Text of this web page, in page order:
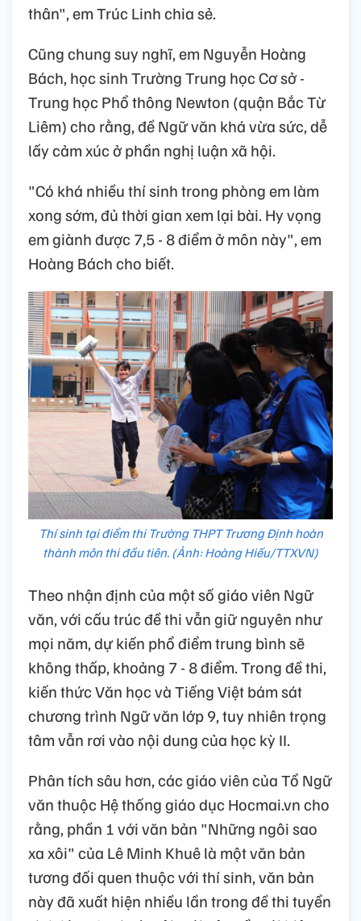
thân", em Trúc Linh chia sẻ.
Cũng chung suy nghĩ, em Nguyễn Hoàng
Bách, học sinh Trường Trung học Cơ sở -
Trung học Phổ thông Newton (quận Bắc Từ
Liêm) cho rằng, đề Ngữ văn khá vừa sức, dễ
lấy cảm xúc ở phần nghị luận xã hội.
"Có khá nhiều thí sinh trong phòng em làm
xong sớm, đủ thời gian xem lại bài. Hy vọng
em giành được 7,5 - 8 điểm ở môn này", em
Hoàng Bách cho biết.
Thí sinh tại điểm thi Trường THPT Trương Định hoàn
thành môn thi đầu tiên. (Ảnh: Hoàng Hiếu/TTXVN)
Theo nhận định của một số giáo viên Ngữ
văn, với cấu trúc đề thi vẫn giữ nguyên như
mọi năm, dự kiến phổ điểm trung bình sẽ
không thấp, khoảng 7 - 8 điểm. Trong đề thi,
kiến thức Văn học và Tiếng Việt bám sát
chương trình Ngữ văn lớp 9, tuy nhiên trọng
tâm vẫn rơi vào nội dung của học kỳ II.
Phân tích sâu hơn, các giáo viên của Tổ Ngữ
văn thuộc Hệ thống giáo dục Hocmai.vn cho
rằng, phần 1 với văn bản "Những ngôi sao
xa xôi" của Lê Minh Khuê là một văn bản
tương đối quen thuộc với thí sinh, văn bản
này đã xuất hiện nhiều lần trong đề thi tuyển